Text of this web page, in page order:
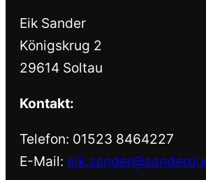
Eik Sander
Königskrug 2
29614 Soltau
Kontakt:
Telefon: 01523 8464227
E-Mail: